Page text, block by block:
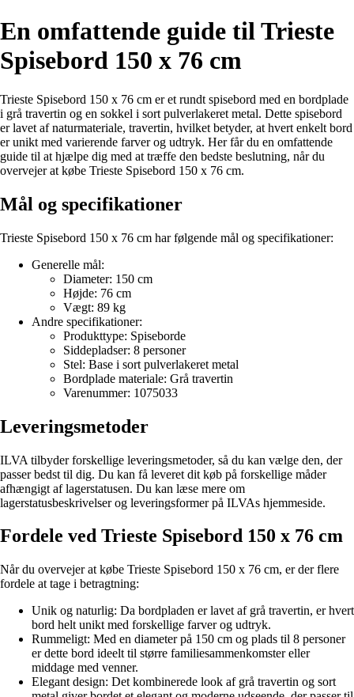
En omfattende guide til Trieste
Spisebord 150 x 76 cm
Trieste Spisebord 150 x 76 cm er et rundt spisebord med en bordplade
i grå travertin og en sokkel i sort pulverlakeret metal. Dette spisebord
er lavet af naturmateriale, travertin, hvilket betyder, at hvert enkelt bord
er unikt med varierende farver og udtryk. Her får du en omfattende
guide til at hjælpe dig med at træffe den bedste beslutning, når du
overvejer at købe Trieste Spisebord 150 x 76 cm.
Mål og specifikationer
Trieste Spisebord 150 x 76 cm har følgende mål og specifikationer:
Generelle mål:
Diameter: 150 cm
Højde: 76 cm
Vægt: 89 kg
Andre specifikationer:
Produkttype: Spiseborde
Siddepladser: 8 personer
Stel: Base i sort pulverlakeret metal
Bordplade materiale: Grå travertin
Varenummer: 1075033
Leveringsmetoder
ILVA tilbyder forskellige leveringsmetoder, så du kan vælge den, der
passer bedst til dig. Du kan få leveret dit køb på forskellige måder
afhængigt af lagerstatusen. Du kan læse mere om
lagerstatusbeskrivelser og leveringsformer på ILVAs hjemmeside.
Fordele ved Trieste Spisebord 150 x 76 cm
Når du overvejer at købe Trieste Spisebord 150 x 76 cm, er der flere
fordele at tage i betragtning:
Unik og naturlig: Da bordpladen er lavet af grå travertin, er hvert
bord helt unikt med forskellige farver og udtryk.
Rummeligt: Med en diameter på 150 cm og plads til 8 personer
er dette bord ideelt til større familiesammenkomster eller
middage med venner.
Elegant design: Det kombinerede look af grå travertin og sort